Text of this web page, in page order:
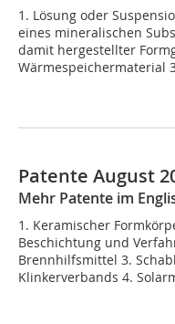
1. Lösung oder
eines mineralischen
damit hergestellter
Wärmespeichermaterial
Patente August
Mehr Patente im
1. Keramischer
Beschichtung und
Brennhilfsmittel 3.
Klinkerverbands 4.